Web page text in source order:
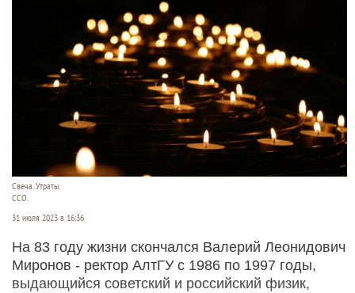
Свеча. Утраты.
ССО.
31 июля 2023 в 16:36
На 83 году жизни скончался Валерий Леонидович
Миронов - ректор АлтГУ с 1986 по 1997 годы,
выдающийся советский и российский физик,